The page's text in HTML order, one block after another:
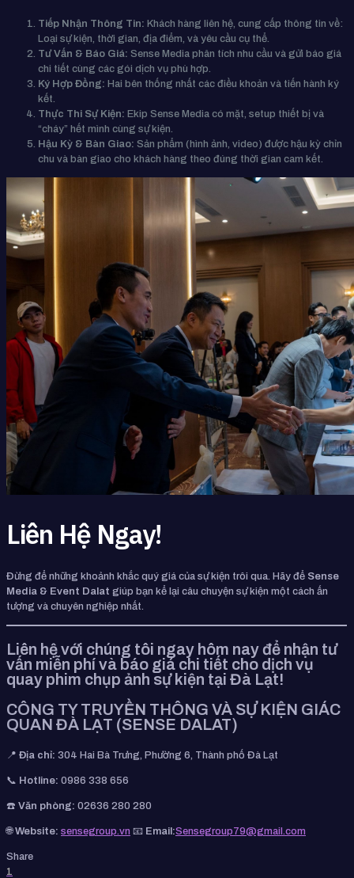
Tiếp Nhận Thông Tin: Khách hàng liên hệ, cung cấp thông tin về:
Loại sự kiện, thời gian, địa điểm, và yêu cầu cụ thể.
Tư Vấn & Báo Giá: Sense Media phân tích nhu cầu và gửi báo giá
chi tiết cùng các gói dịch vụ phù hợp.
Ký Hợp Đồng: Hai bên thống nhất các điều khoản và tiến hành ký
kết.
Thực Thi Sự Kiện: Ekip Sense Media có mặt, setup thiết bị và
“cháy” hết mình cùng sự kiện.
Hậu Kỳ & Bàn Giao: Sản phẩm (hình ảnh, video) được hậu kỳ chỉn
chu và bàn giao cho khách hàng theo đúng thời gian cam kết.
Liên Hệ Ngay!
Đừng để những khoảnh khắc quý giá của sự kiện trôi qua. Hãy để Sense
Media & Event Dalat giúp bạn kể lại câu chuyện sự kiện một cách ấn
tượng và chuyên nghiệp nhất.
Liên hệ với chúng tôi ngay hôm nay để nhận tư
vấn miễn phí và báo giá chi tiết cho dịch vụ
quay phim chụp ảnh sự kiện tại Đà Lạt!
CÔNG TY TRUYỀN THÔNG VÀ SỰ KIỆN GIÁC
QUAN ĐÀ LẠT (SENSE DALAT)
📍 Địa chỉ: 304 Hai Bà Trưng, Phường 6, Thành phố Đà Lạt
📞 Hotline: 0986 338 656
☎️ Văn phòng: 02636 280 280
🌐Website: sensegroup.vn 📧 Email:Sensegroup79@gmail.com
Share
1